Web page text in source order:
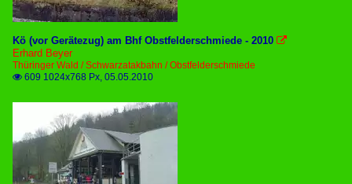
Kö (vor Gerätezug) am Bhf Obstfelderschmiede - 2010 
Erhard Beyer
Thüringer Wald / Schwarzatakbahn / Obstfelderschmiede
 609 1024x768 Px, 05.05.2010